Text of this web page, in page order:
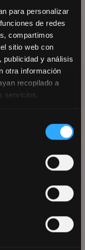
para personalizar
de redes
compartimos
sitio web con
publicidad y análisis
otra información
recopilado a
servicios.
room for